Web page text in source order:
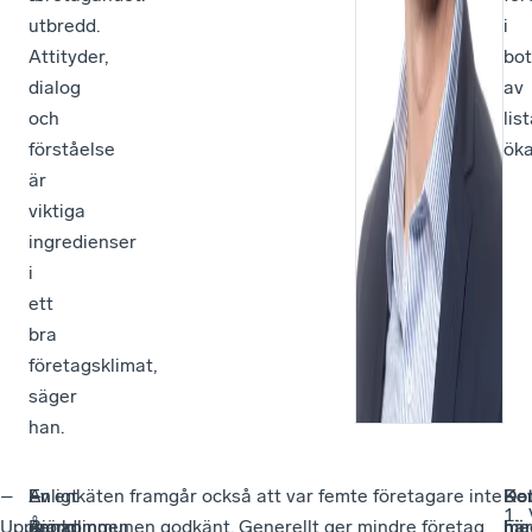
utbredd.
Attityder,
dialog
och
förståelse
är
viktiga
ingredienser
i
ett
bra
företagsklimat,
säger
han.
i
av
–
Upphandlingen
En
annan
Enligt
Björn
–
Å
Av enkäten framgår också att var femte företagare inte
ger kommunen godkänt. Generellt ger mindre företag
–
Ihär